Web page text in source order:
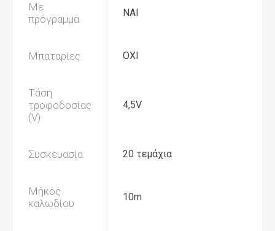
Με
πρόγραμμα
ΝΑΙ
Μπαταρίες OXI
Τάση
τροφοδοσίας
(V)
4,5V
Συσκευασία 20 τεμάχια
Μήκος
καλωδίου
10m